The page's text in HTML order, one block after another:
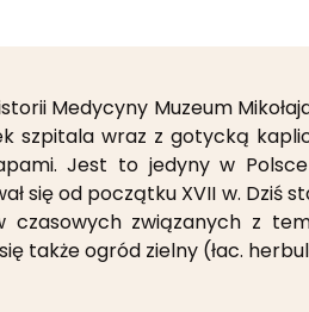
Medycyny Muzeum
szpitala wraz z gotycką
Jest to jedyny w
się od początku XVII w. Dziś
czasowych związanych z
także ogród zielny (łac.